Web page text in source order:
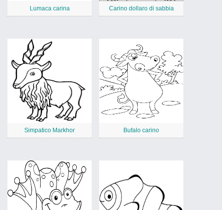
Lumaca carina Carino dollaro di sabbia
Simpatico Markhor Bufalo carino